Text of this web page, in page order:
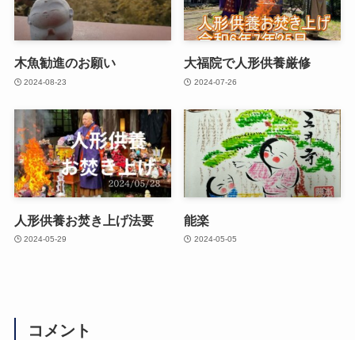
木魚勧進のお願い
2024-08-23
大福院で人形供養厳修
2024-07-26
人形供養お焚き上げ法要
2024-05-29
能楽
2024-05-05
コメント